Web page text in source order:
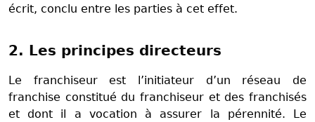
écrit, conclu entre les parties à cet effet.
2. Les principes directeurs
Le franchiseur est l’initiateur d’un réseau de
franchise constitué du franchiseur et des franchisés
et dont il a vocation à assurer la pérennité. Le